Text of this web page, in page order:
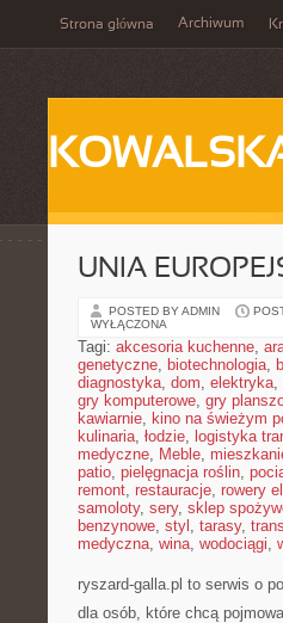
Strona główna Archiwum
UNIA
POSTED BY ADMIN
WYŁĄCZONA
Tagi: akcesoria kuchenne,
genetyczne, biotechnologia,
diagnostyka, dom, elektryka,
gry komputerowe, gry
kawiarnie, kino na świeżym
kulinaria, łodzie, logistyka
medyczne, Meble,
patio, pielęgnacja roślin,
remont, restauracje, rowery
samoloty, sery, sklep
benzynowe, styl , tarasy,
medyczna, wina, wodociągi,
ryszard-galla.pl to serwis o
dla osób, które chcą